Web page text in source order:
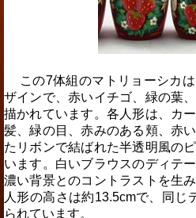
この7体組のマトリョーシカ
ザインで、赤いイチゴ、緑の葉
描かれています。各人形は、カ
髪、緑の目、赤みのある頬、赤
たリボンで結ばれた半透明風の
います。白いブラウスのディテ
濃い背景とのコントラストを生
人形の高さは約13.5cmで、同じ
られています。